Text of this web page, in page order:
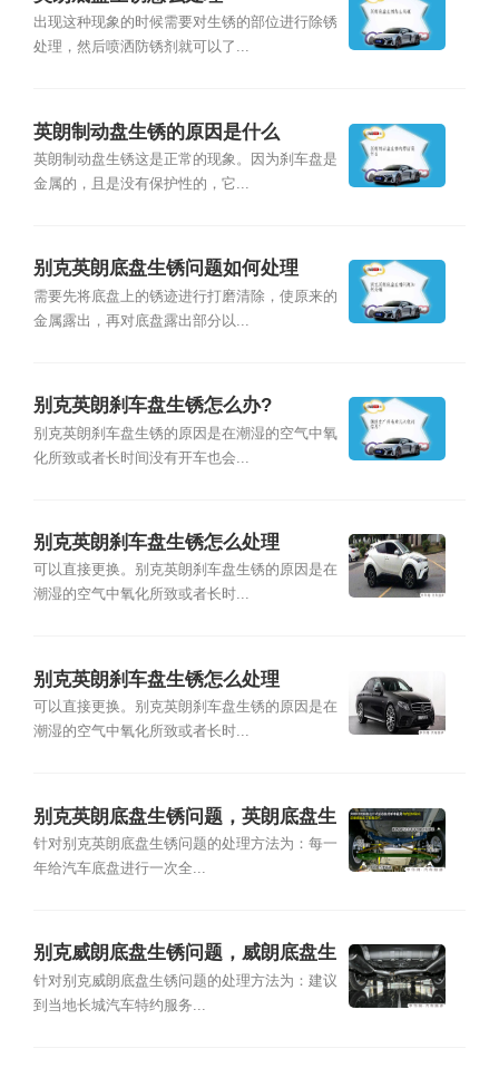
出现这种现象的时候需要对生锈的部位进行除锈
处理，然后喷洒防锈剂就可以了...
英朗制动盘生锈的原因是什么
英朗制动盘生锈这是正常的现象。因为刹车盘是
金属的，且是没有保护性的，它...
别克英朗底盘生锈问题如何处理
需要先将底盘上的锈迹进行打磨清除，使原来的
金属露出，再对底盘露出部分以...
别克英朗刹车盘生锈怎么办?
别克英朗刹车盘生锈的原因是在潮湿的空气中氧
化所致或者长时间没有开车也会...
别克英朗刹车盘生锈怎么处理
可以直接更换。别克英朗刹车盘生锈的原因是在
潮湿的空气中氧化所致或者长时...
别克英朗刹车盘生锈怎么处理
可以直接更换。别克英朗刹车盘生锈的原因是在
潮湿的空气中氧化所致或者长时...
别克英朗底盘生锈问题，英朗底盘生
锈怎么处理
针对别克英朗底盘生锈问题的处理方法为：每一
年给汽车底盘进行一次全...
别克威朗底盘生锈问题，威朗底盘生
锈怎么处理
针对别克威朗底盘生锈问题的处理方法为：建议
到当地长城汽车特约服务...